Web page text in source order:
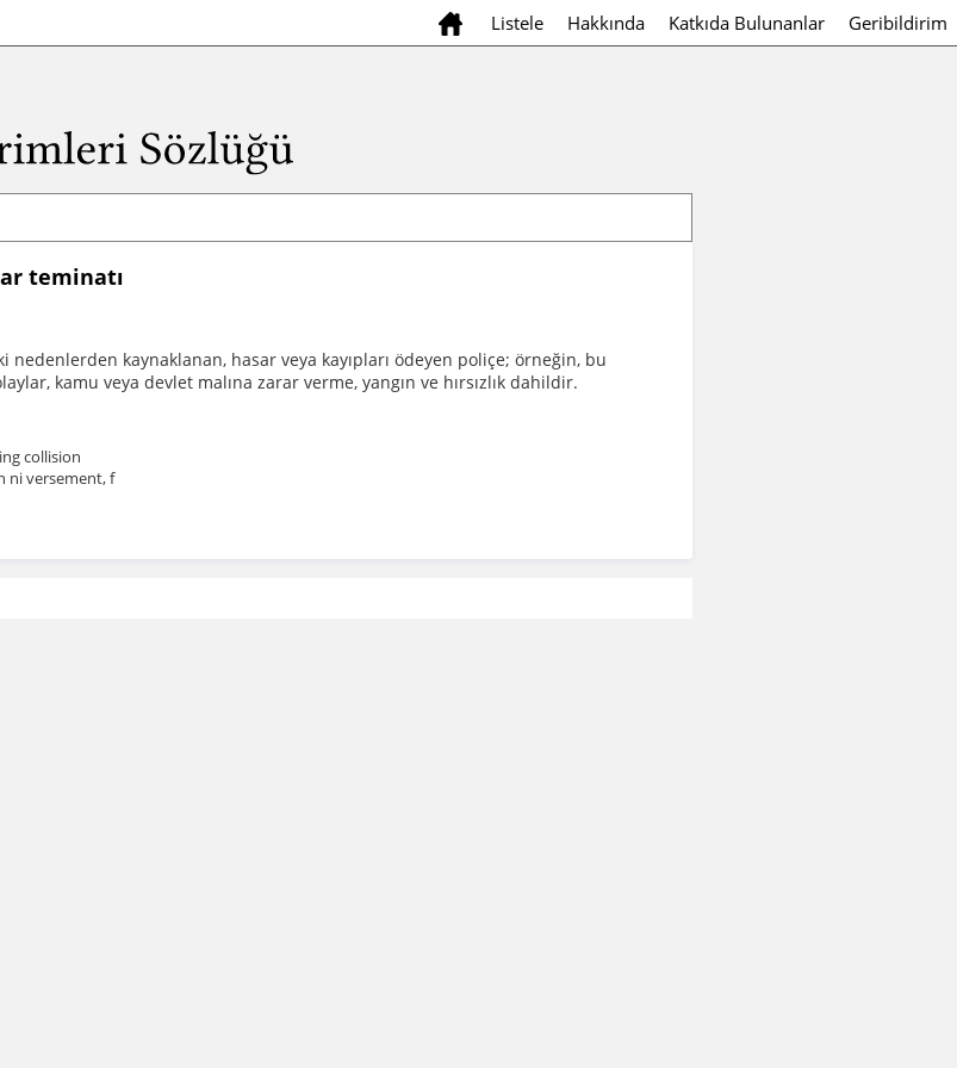
Listele Hakkında Katkıda Bulunanlar Geribildirim
teminatı
nedenlerden kaynaklanan, hasar veya kayıpları ödeyen poliçe; örneğin, bu
kamu veya devlet malına zarar verme, yangın ve hırsızlık dahildir.
collision
ni versement, f